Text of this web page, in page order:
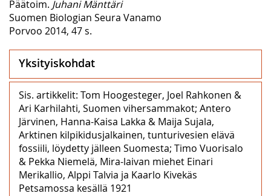
Päätoim. Juhani Mänttäri
Suomen Biologian Seura Vanamo
Porvoo 2014, 47 s.
Yksityiskohdat
Sis. artikkelit: Tom Hoogesteger, Joel Rahkonen &
Ari Karhilahti, Suomen vihersammakot; Antero
Järvinen, Hanna-Kaisa Lakka & Maija Sujala,
Arktinen kilpikidusjalkainen, tunturivesien elävä
fossiili, löydetty jälleen Suomesta; Timo Vuorisalo
& Pekka Niemelä, Mira-laivan miehet Einari
Merikallio, Alppi Talvia ja Kaarlo Kivekäs
Petsamossa kesällä 1921